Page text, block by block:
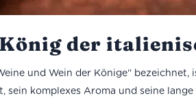
der
und Wein der Könige“
komplexes Aroma und seine